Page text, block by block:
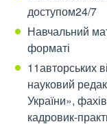
доступом24/7
Навчальний
форматі
11авторських
науковий
України»,
кадровик-